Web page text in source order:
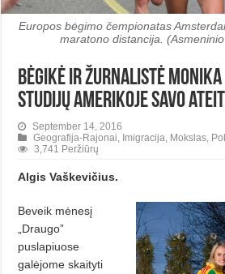
Europos bėgimo čempionatas
maratono distancija.
Bėgikė ir žurnalistė Monika
studijų Amerikoje savo
September 14, 2016
Geografija-Rajonai Imigracija Mokslas
3,741 Peržiūrų
Algis Vaškevičius.
Beveik mėnesį
„Draugo”
puslapiuose
galėjome skaityti